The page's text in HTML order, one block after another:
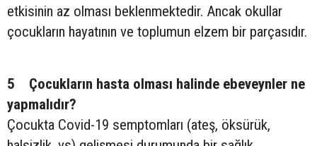
etkisinin az olması beklenmektedir. Ancak okullar
çocukların hayatının ve toplumun elzem bir parçasıdır.
5 Çocukların hasta olması halinde ebeveynler ne
yapmalıdır?
Çocukta Covid-19 semptomları (ateş, öksürük,